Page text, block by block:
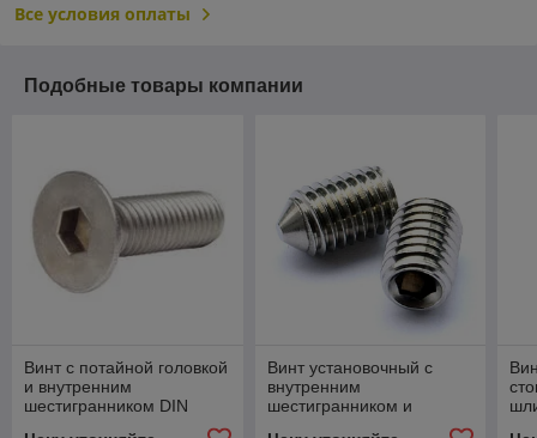
Все условия оплаты
Подобные товары компании
Винт с потайной головкой
и внутренним
шестигранником DIN
Винт установочный с
внутренним
шестигранником и
заостренным концом DIN